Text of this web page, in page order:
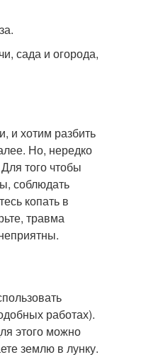
сада и огорода,
и хотим разбить
Но, нередко
того чтобы
соблюдать
копать в
травма
работах).
этого можно
землю в лунку.